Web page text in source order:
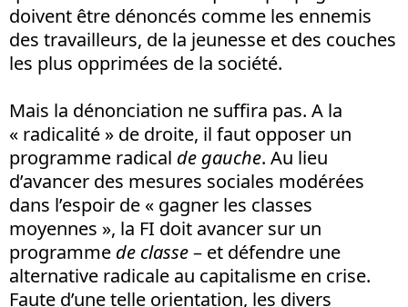
doivent être dénoncés comme les ennemis
des travailleurs, de la jeunesse et des couches
les plus opprimées de la société.
Mais la dénonciation ne suffira pas. A la
« radicalité » de droite, il faut opposer un
programme radical de gauche. Au lieu
d’avancer des mesures sociales modérées
dans l’espoir de « gagner les classes
moyennes », la FI doit avancer sur un
programme de classe– et défendre une
alternative radicale au capitalisme en crise.
Faute d’une telle orientation, les divers